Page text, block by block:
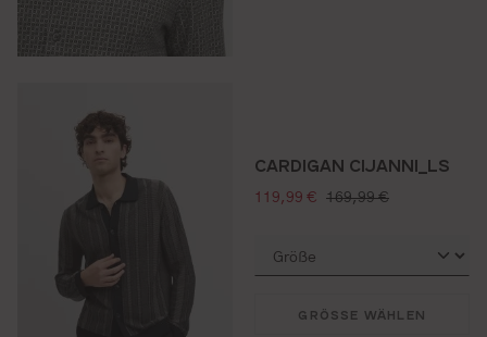
CARDIGAN CIJANNI_LS
verkaufspreis:
119,99 € regulärer preis:
169,99 €
GRÖSSE WÄHLEN